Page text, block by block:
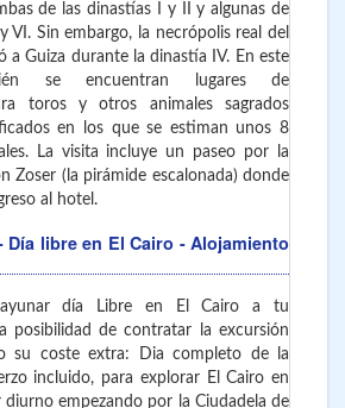
de las dinastías I y II y algunas de
VI. Sin embargo, la necrópolis real del
a Guiza durante la dinastía IV. En este
se encuentran lugares de
toros y otros animales sagrados
en los que se estiman unos 8
La visita incluye un paseo por la
Zoser (la pirámide escalonada) donde
al hotel.
Día libre en El Cairo - Alojamiento
día Libre en El Cairo a tu
posibilidad de contratar la excursión
su coste extra: Dia completo de la
incluido, para explorar El Cairo en
empezando por la Ciudadela de